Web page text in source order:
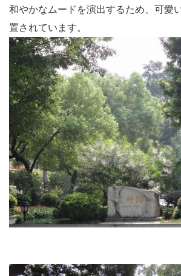
和やかなムードを演出するため、可愛
置されています。